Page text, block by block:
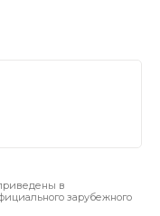
в
зарубежного